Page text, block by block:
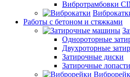
Вибротрамбовки
Работы с бетоном и стяжками
Однороторные
Двухроторные
Затирочные диски
Затирочные лопасти